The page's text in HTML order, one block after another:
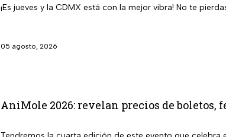
¡Es jueves y la CDMX está con la mejor vibra! No te
05 agosto, 2026
AniMole 2026: revelan precios de boletos,